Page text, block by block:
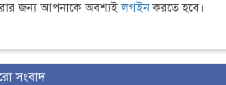
জন্য আপনাকে অবশ্যইলগইনকরতে হবে।
সংবাদ